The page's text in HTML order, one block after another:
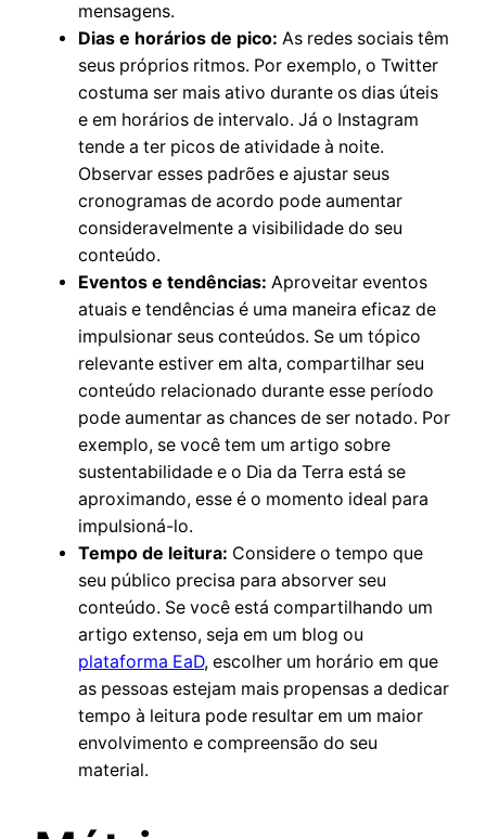
mensagens.
Dias e horários de pico: As redes sociais têm
seus próprios ritmos. Por exemplo, o Twitter
costuma ser mais ativo durante os dias úteis
e em horários de intervalo. Já o Instagram
tende a ter picos de atividade à noite.
Observar esses padrões e ajustar seus
cronogramas de acordo pode aumentar
consideravelmente a visibilidade do seu
conteúdo.
Eventos e tendências: Aproveitar eventos
atuais e tendências é uma maneira eficaz de
impulsionar seus conteúdos. Se um tópico
relevante estiver em alta, compartilhar seu
conteúdo relacionado durante esse período
pode aumentar as chances de ser notado. Por
exemplo, se você tem um artigo sobre
sustentabilidade e o Dia da Terra está se
aproximando, esse é o momento ideal para
impulsioná-lo.
Tempo de leitura: Considere o tempo que
seu público precisa para absorver seu
conteúdo. Se você está compartilhando um
artigo extenso, seja em um blog ou
plataforma EaD, escolher um horário em que
as pessoas estejam mais propensas a dedicar
tempo à leitura pode resultar em um maior
envolvimento e compreensão do seu
material.